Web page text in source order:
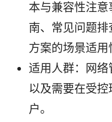
本与兼容性注
南、常见问题
方案的场景适用
适用人群：网络
以及需要在受
户。